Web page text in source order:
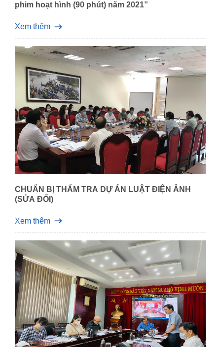
phim hoạt hình (90 phút) năm 2021”
Xem thêm
CHUẨN BỊ THẨM TRA DỰ ÁN LUẬT ĐIỆN ẢNH
(SỬA ĐỔI)
Xem thêm